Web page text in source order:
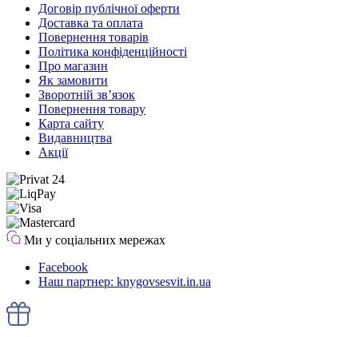
Договір публічної оферти
Доставка та оплата
Повернення товарів
Політика конфіденційності
Про магазин
Як замовити
Зворотній зв’язок
Повернення товару
Карта сайту
Видавництва
Акції
Ми у соціальних мережах
Facebook
Наш партнер: knygovsesvit.in.ua